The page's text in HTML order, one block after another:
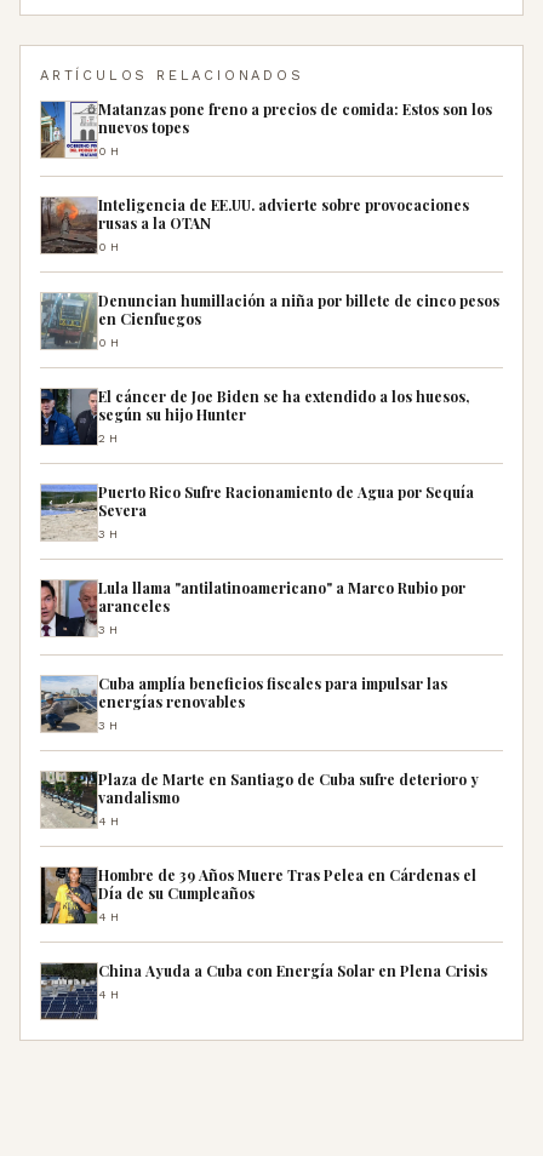
ARTÍCULOS RELACIONADOS
Matanzas pone freno a precios de comida: Estos son los
nuevos topes
0H
Inteligencia de EE.UU. advierte sobre provocaciones
rusas a la OTAN
0H
Denuncian humillación a niña por billete de cinco pesos
en Cienfuegos
0H
El cáncer de Joe Biden se ha extendido a los huesos,
según su hijo Hunter
2H
Puerto Rico Sufre Racionamiento de Agua por Sequía
Severa
3H
Lula llama "antilatinoamericano" a Marco Rubio por
aranceles
3H
Cuba amplía beneficios fiscales para impulsar las
energías renovables
3H
Plaza de Marte en Santiago de Cuba sufre deterioro y
vandalismo
4H
Hombre de 39 Años Muere Tras Pelea en Cárdenas el
Día de su Cumpleaños
4H
China Ayuda a Cuba con Energía Solar en Plena Crisis
4H